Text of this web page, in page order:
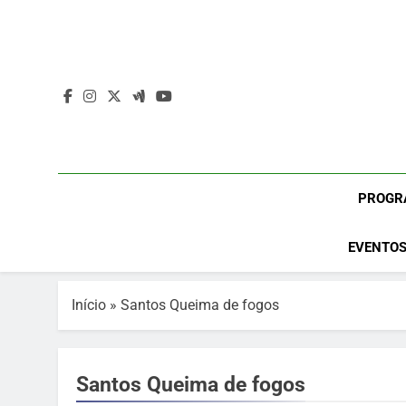
Início » Santos Queima de fogos
Santos Queima de fogos